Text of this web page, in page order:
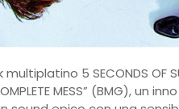
5 SECONDS OF
MESS” (BMG), un